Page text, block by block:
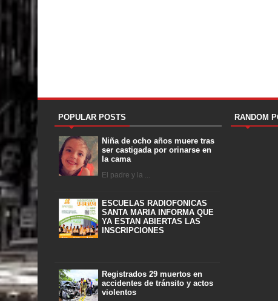
POPULAR POSTS
Niña de ocho años muere tras
ser castigada por orinarse en
la cama
El padre y la ...
ESCUELAS RADIOFONICAS
SANTA MARIA INFORMA QUE
YA ESTAN ABIERTAS LAS
INSCRIPCIONES
Registrados 29 muertos en
accidentes de tránsito y actos
violentos
RANDOM